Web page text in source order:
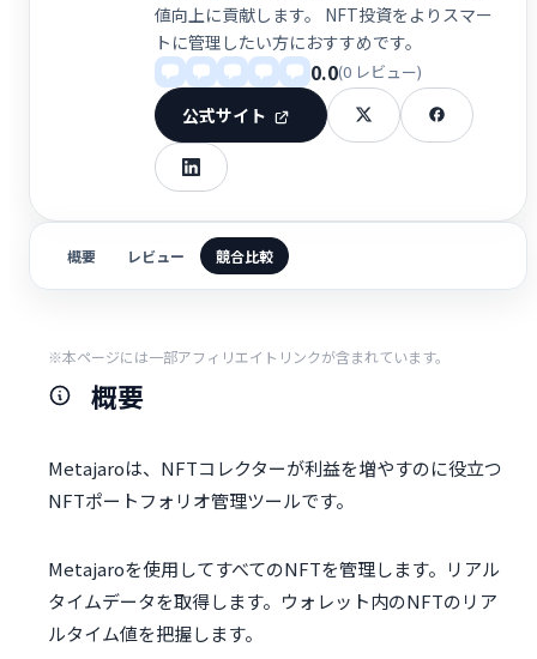
値向上に貢献します。 NFT投資をよりスマー
トに管理したい方におすすめです。
0.0(0 レビュー)
公式サイト
概要 レビュー 競合比較
※本ページには一部アフィリエイトリンクが含まれています。
概要
Metajaroは、NFTコレクターが利益を増やすのに役立つ
NFTポートフォリオ管理ツールです。
Metajaroを使用してすべてのNFTを管理します。リアル
タイムデータを取得します。ウォレット内のNFTのリア
ルタイム値を把握します。